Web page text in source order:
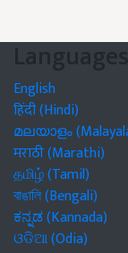
Languages
English
हिंदी (Hindi)
മലയാളം
मराठी (Marathi)
தமிழ் (Tamil)
বাঙালি (Bengali)
ಕನ್ನಡ (Kannada)
ଓଡିଆ (Odia)